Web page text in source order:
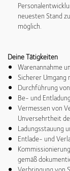
neuesten Stand
möglich.
Deine Tätigkeiten
Warenannahme
Sicherer
Durchführung
Be- und
Vermessen von
Unversehrtheit
Ladungsstauung
Entlade- und
gemäß